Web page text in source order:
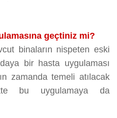
geçtiniz mi?
binaların nispeten eski
bir hasta uygulaması
zamanda temeli atılacak
bu uygulamaya da